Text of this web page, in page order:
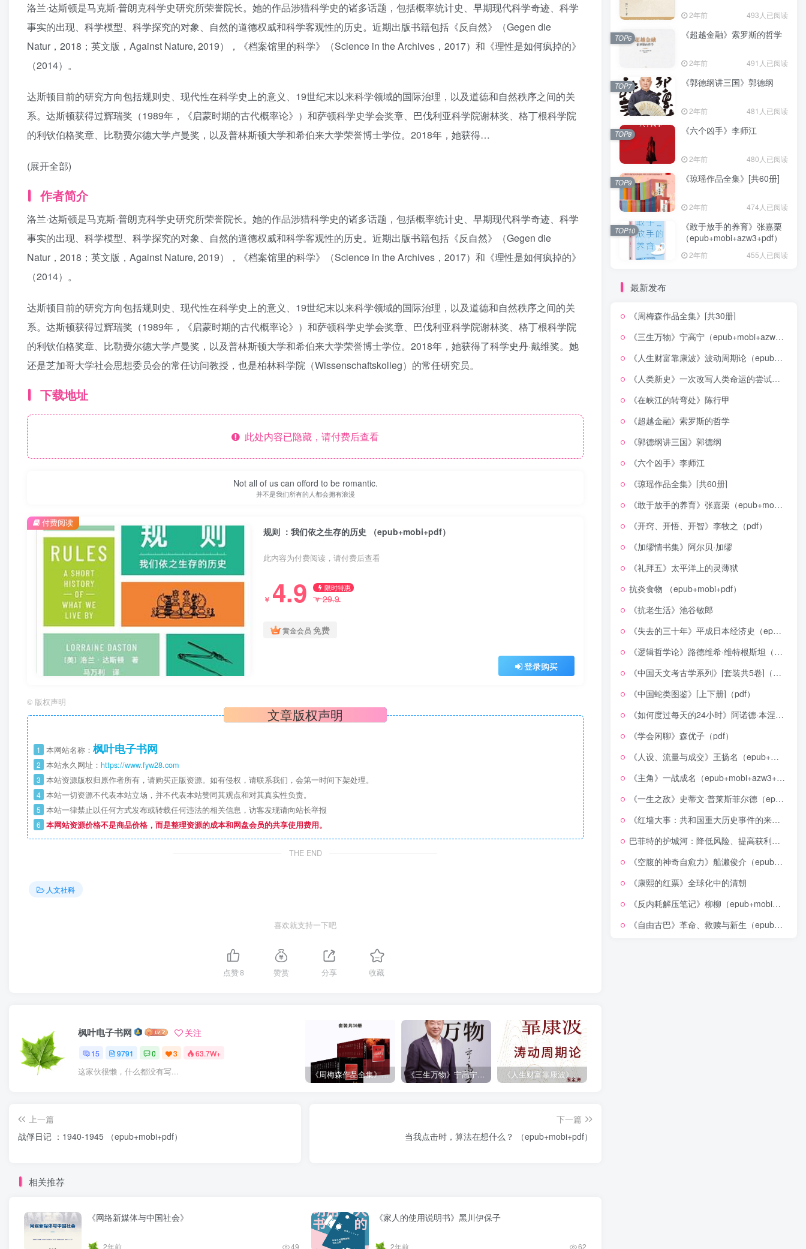
洛兰·达斯顿是马克斯·普朗克科学史研究所荣誉院长。她的作品涉猎科学史的诸多话题，包括概率统计史、早期现代科学奇迹、科学
事实的出现、科学模型、科学探究的对象、自然的道德权威和科学客观性的历史。近期出版书籍包括《反自然》（Gegen die
Natur，2018；英文版，Against Nature, 2019），《档案馆里的科学》（Science in the Archives，2017）和《理性是如何疯掉的》
（2014）。
达斯顿目前的研究方向包括规则史、现代性在科学史上的意义、19世纪末以来科学领域的国际治理，以及道德和自然秩序之间的关
系。达斯顿获得过辉瑞奖（1989年，《启蒙时期的古代概率论》）和萨顿科学史学会奖章、巴伐利亚科学院谢林奖、格丁根科学院
的利钦伯格奖章、比勒费尔德大学卢曼奖，以及普林斯顿大学和希伯来大学荣誉博士学位。2018年，她获得…
(展开全部)
作者简介
洛兰·达斯顿是马克斯·普朗克科学史研究所荣誉院长。她的作品涉猎科学史的诸多话题，包括概率统计史、早期现代科学奇迹、科学
事实的出现、科学模型、科学探究的对象、自然的道德权威和科学客观性的历史。近期出版书籍包括《反自然》（Gegen die
Natur，2018；英文版，Against Nature, 2019），《档案馆里的科学》（Science in the Archives，2017）和《理性是如何疯掉的》
（2014）。
达斯顿目前的研究方向包括规则史、现代性在科学史上的意义、19世纪末以来科学领域的国际治理，以及道德和自然秩序之间的关
系。达斯顿获得过辉瑞奖（1989年，《启蒙时期的古代概率论》）和萨顿科学史学会奖章、巴伐利亚科学院谢林奖、格丁根科学院
的利钦伯格奖章、比勒费尔德大学卢曼奖，以及普林斯顿大学和希伯来大学荣誉博士学位。2018年，她获得了科学史丹·戴维奖。她
还是芝加哥大学社会思想委员会的常任访问教授，也是柏林科学院（Wissenschaftskolleg）的常任研究员。
下载地址
此处内容已隐藏，请付费后查看
Not all of us can offord to be romantic.
并不是我们所有的人都会拥有浪漫
规则 ：我们依之生存的历史 （epub+mobi+pdf）
此内容为付费阅读，请付费后查看
￥ 4.9 限时特惠
￥29.9
黄金会员 免费
登录购买
付费阅读
© 版权声明
文章版权声明
1 本网站名称： 枫叶电子书网
2 本站永久网址： https://www.fyw28.com
3 本站资源版权归原作者所有，请购买正版资源。如有侵权，请联系我们，会第一时间下架处理。
4 本站一切资源不代表本站立场，并不代表本站赞同其观点和对其真实性负责。
5 本站一律禁止以任何方式发布或转载任何违法的相关信息，访客发现请向站长举报
6 本网站资源价格不是商品价格，而是整理资源的成本和网盘会员的共享使用费用。
THE END
人文社科
喜欢就支持一下吧
点赞8 赞赏 分享 收藏
枫叶电子书网 关注
15 9791 0 3 63.7W+
这家伙很懒，什么都没有写... 《周梅森作品全集》[共30册] 《三生万物》宁高宁（epub+mobi+azw3+pdf） 《人生财富靠康波》波动周期论（epub+mobi+azw3+pdf）
上一篇
战俘日记 ：1940-1945 （epub+mobi+pdf）
下一篇
当我点击时，算法在想什么？ （epub+mobi+pdf）
相关推荐
《网络新媒体与中国社会》
2年前 49
《家人的使用说明书》黑川伊保子
2年前 62
2年前 493人已阅读
《超越金融》索罗斯的哲学
2年前 491人已阅读
TOP6
《郭德纲讲三国》郭德纲
2年前 481人已阅读
TOP7
《六个凶手》李师江
2年前 480人已阅读
TOP8
《琼瑶作品全集》[共60册]
2年前 474人已阅读
TOP9
《敢于放手的养育》张嘉栗
（epub+mobi+azw3+pdf）
2年前 455人已阅读
TOP10
最新发布
《周梅森作品全集》[共30册]
《三生万物》宁高宁（epub+mobi+azw3+pdf）
《人生财富靠康波》波动周期论（epub+mobi+azw3+pdf）
《人类新史》一次改写人类命运的尝试（epub+mobi+azw3+pdf）
《在峡江的转弯处》陈行甲
《超越金融》索罗斯的哲学
《郭德纲讲三国》郭德纲
《六个凶手》李师江
《琼瑶作品全集》[共60册]
《敢于放手的养育》张嘉栗（epub+mobi+azw3+pdf）
《开窍、开悟、开智》李牧之（pdf）
《加缪情书集》阿尔贝·加缪
《礼拜五》太平洋上的灵薄狱
抗炎食物 （epub+mobi+pdf）
《抗老生活》池谷敏郎
《失去的三十年》平成日本经济史（epub+mobi+azw3+pdf）
《逻辑哲学论》路德维希·维特根斯坦（epub+mobi+azw3+pdf）
《中国天文考古学系列》[套装共5卷]（epub+mobi+azw3+pdf）
《中国蛇类图鉴》[上下册]（pdf）
《如何度过每天的24小时》阿诺德·本涅特（epub+mobi+azw3+pdf）
《学会闲聊》森优子（pdf）
《人设、流量与成交》王扬名（epub+mobi+azw3+pdf）
《主角》一战成名（epub+mobi+azw3+pdf）
《一生之敌》史蒂文·普莱斯菲尔德（epub+mobi+azw3+pdf）
《红墙大事：共和国重大历史事件的来龙去脉》（全二册）（pdf）
巴菲特的护城河：降低风险、提高获利的股市真规则(epub+azw3+mobi)
《空腹的神奇自愈力》船濑俊介（epub+mobi+azw3+pdf）
《康熙的红票》全球化中的清朝
《反内耗解压笔记》柳柳（epub+mobi+azw3+pdf）
《自由古巴》革命、救赎与新生（epub+mobi+azw3+pdf）